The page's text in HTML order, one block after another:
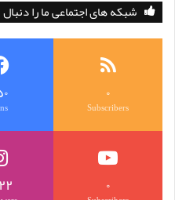
شبکه های اجتماعی ما را
۰
Subscribers
۰